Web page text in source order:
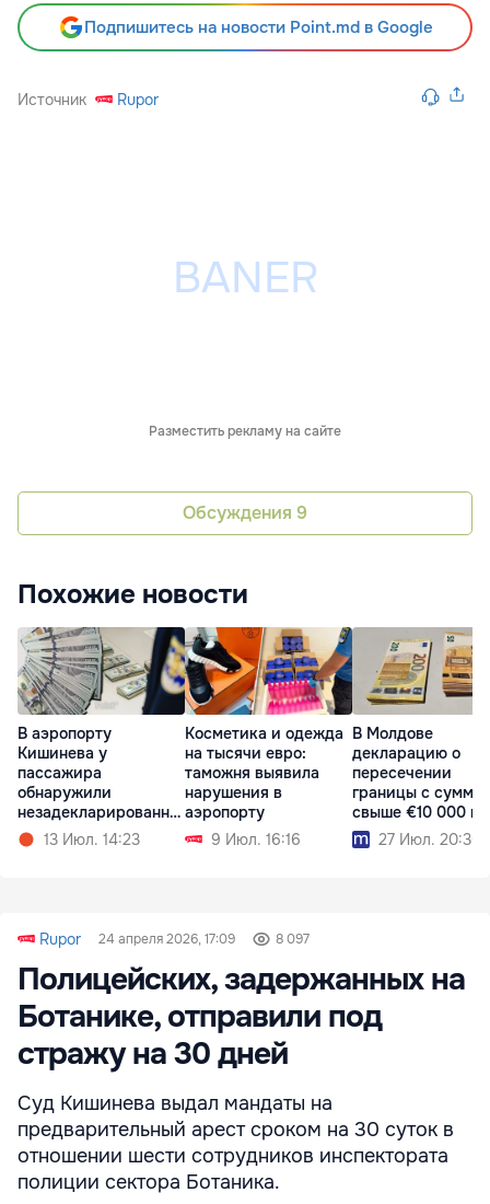
Подпишитесь на новости Point.md в Google
Источник Rupor
Разместить рекламу на сайте
Обсуждения 9
Похожие новости
В аэропорту
Кишинева у
пассажира
обнаружили
незадекларированну
ю валюту
13 Июл. 14:23
Косметика и одежда
на тысячи евро:
таможня выявила
нарушения в
аэропорту
9 Июл. 16:16
В Молдове
декларацию о
пересечении
границы с
свыше €10 000
подать онлайн
27 Июл. 20:36
Rupor 24 апреля 2026, 17:09 8 097
Полицейских, задержанных на
Ботанике, отправили под
стражу на 30 дней
Суд Кишинева выдал мандаты на
предварительный арест сроком на 30 суток в
отношении шести сотрудников инспектората
полиции сектора Ботаника.